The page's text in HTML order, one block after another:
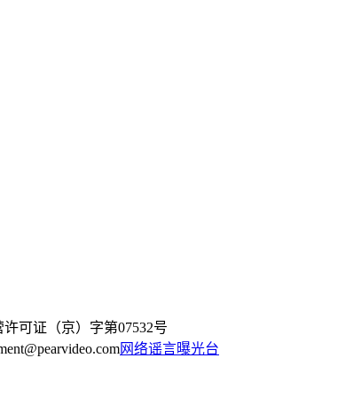
可证（京）字第07532号
网络谣言曝光台